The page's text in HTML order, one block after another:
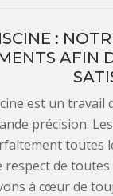
:
AFIN
est un
précision.
toutes
de
à cœur de